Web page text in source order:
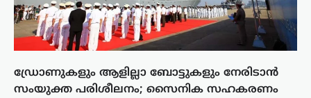
ഡ്രോണുകളും ആളില്ലാ ബോട്ടുകളും നേരിടാൻ
സംയുക്ത പരിശീലനം; സൈനിക സഹകരണം